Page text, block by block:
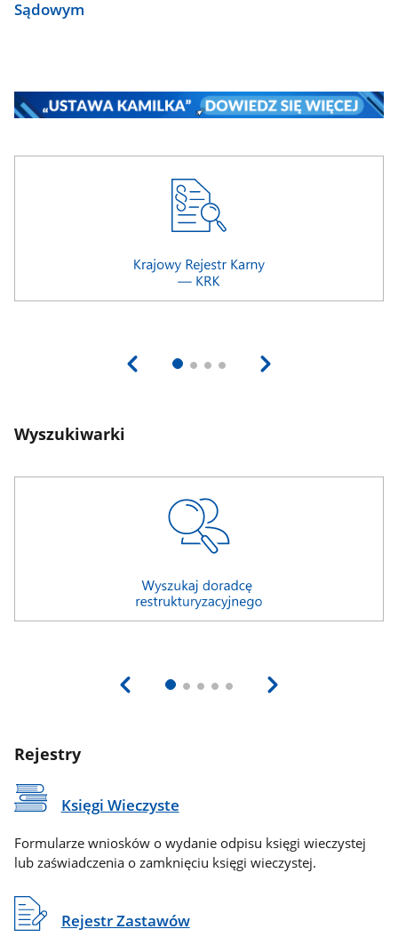
Sądowym
Wyszukiwarki
Rejestry
Księgi Wieczyste
Formularze wniosków o wydanie odpisu księgi wieczystej
lub zaświadczenia o zamknięciu księgi wieczystej.
Rejestr Zastawów